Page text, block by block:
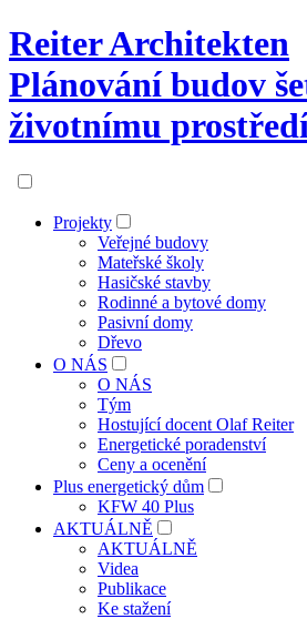
Reiter Architekten
Plánování budov
životnímu
Projekty
Veřejné budovy
Mateřské školy
Hasičské stavby
Rodinné a bytové domy
Pasivní domy
Dřevo
O NÁS
O NÁS
Tým
Hostující docent Olaf Reiter
Energetické poradenství
Ceny a ocenění
Plus energetický dům
KFW 40 Plus
AKTUÁLNĚ
AKTUÁLNĚ
Videa
Publikace
Ke stažení